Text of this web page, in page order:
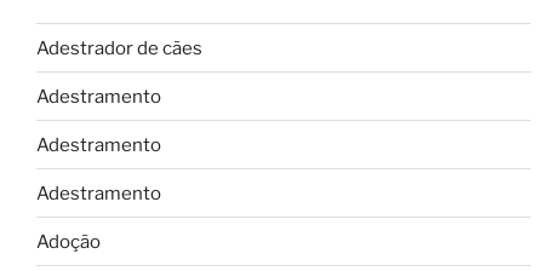
Adestrador de cães
Adestramento
Adestramento
Adestramento
Adoção